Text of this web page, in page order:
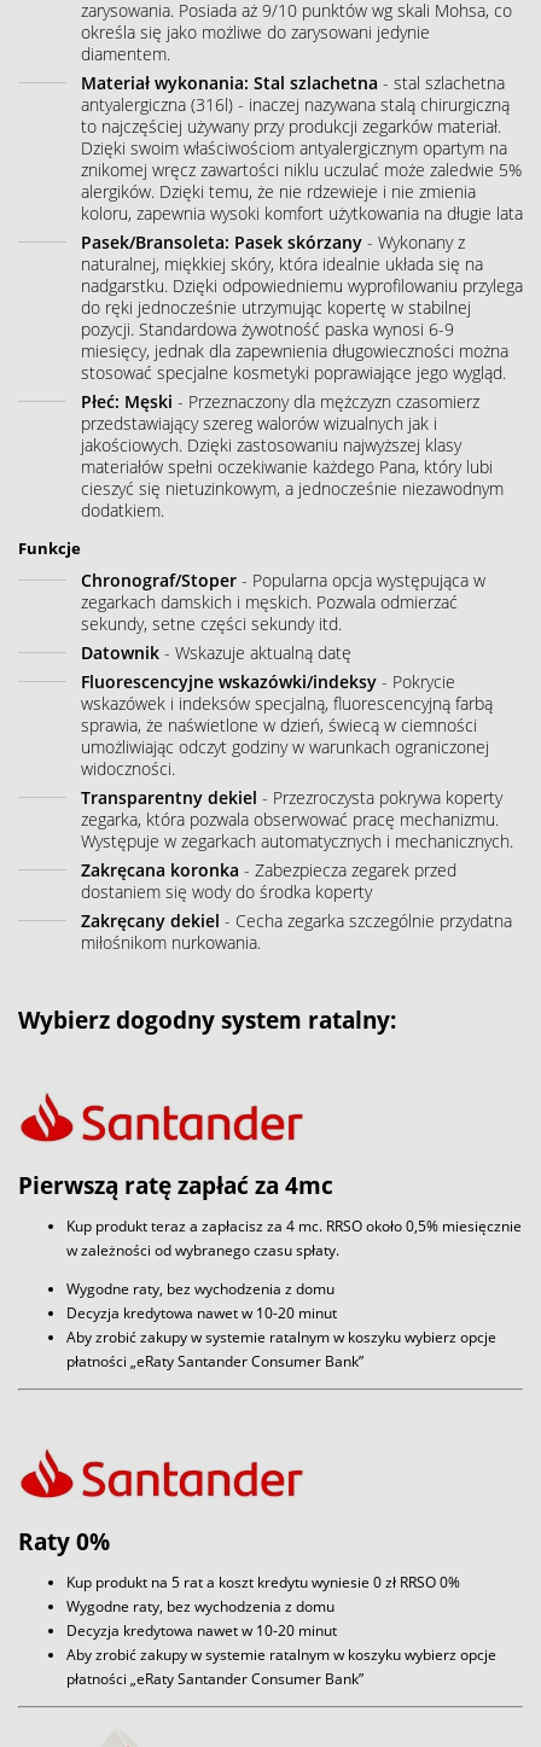
zarysowania. Posiada aż 9/10 punktów wg skali Mohsa, co
określa się jako możliwe do zarysowani jedynie
diamentem.
Materiał wykonania: Stal szlachetna - stal szlachetna
antyalergiczna (316l) - inaczej nazywana stalą chirurgiczną
to najczęściej używany przy produkcji zegarków materiał.
Dzięki swoim właściwościom antyalergicznym opartym na
znikomej wręcz zawartości niklu uczulać może zaledwie 5%
alergików. Dzięki temu, że nie rdzewieje i nie zmienia
koloru, zapewnia wysoki komfort użytkowania na długie lata
Pasek/Bransoleta: Pasek skórzany - Wykonany z
naturalnej, miękkiej skóry, która idealnie układa się na
nadgarstku. Dzięki odpowiedniemu wyprofilowaniu przylega
do ręki jednocześnie utrzymując kopertę w stabilnej
pozycji. Standardowa żywotność paska wynosi 6-9
miesięcy, jednak dla zapewnienia długowieczności można
stosować specjalne kosmetyki poprawiające jego wygląd.
Płeć: Męski - Przeznaczony dla mężczyzn czasomierz
przedstawiający szereg walorów wizualnych jak i
jakościowych. Dzięki zastosowaniu najwyższej klasy
materiałów spełni oczekiwanie każdego Pana, który lubi
cieszyć się nietuzinkowym, a jednocześnie niezawodnym
dodatkiem.
Funkcje
Chronograf/Stoper - Popularna opcja występująca w
zegarkach damskich i męskich. Pozwala odmierzać
sekundy, setne części sekundy itd.
Datownik - Wskazuje aktualną datę
Fluorescencyjne wskazówki/indeksy - Pokrycie
wskazówek i indeksów specjalną, fluorescencyjną farbą
sprawia, że naświetlone w dzień, świecą w ciemności
umożliwiając odczyt godziny w warunkach ograniczonej
widoczności.
Transparentny dekiel - Przezroczysta pokrywa koperty
zegarka, która pozwala obserwować pracę mechanizmu.
Występuje w zegarkach automatycznych i mechanicznych.
Zakręcana koronka - Zabezpiecza zegarek przed
dostaniem się wody do środka koperty
Zakręcany dekiel - Cecha zegarka szczególnie przydatna
miłośnikom nurkowania.
Wybierz dogodny system ratalny:
Pierwszą ratę zapłać za 4mc
Kup produkt teraz a zapłacisz za 4 mc. RRSO około 0,5% miesięcznie
w zależności od wybranego czasu spłaty.
Wygodne raty, bez wychodzenia z domu
Decyzja kredytowa nawet w 10-20 minut
Aby zrobić zakupy w systemie ratalnym w koszyku wybierz opcje
płatności „eRaty Santander Consumer Bank”
Raty 0%
Kup produkt na 5 rat a koszt kredytu wyniesie 0 zł RRSO 0%
Wygodne raty, bez wychodzenia z domu
Decyzja kredytowa nawet w 10-20 minut
Aby zrobić zakupy w systemie ratalnym w koszyku wybierz opcje
płatności „eRaty Santander Consumer Bank”